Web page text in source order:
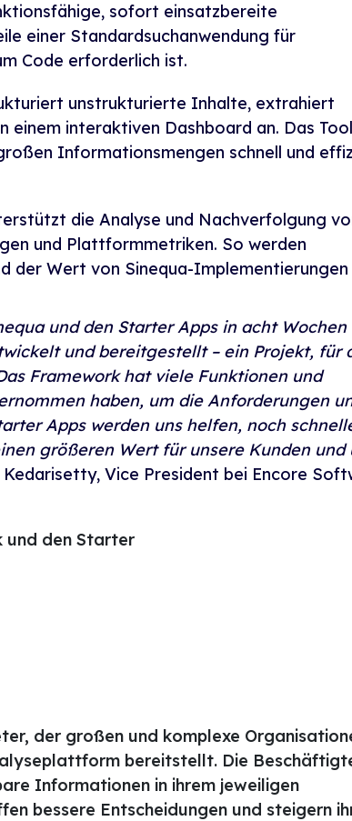
sofort einsatzbereite
einer Standardsuchanwendung für
Code erforderlich ist.
unstrukturierte Inhalte, extrahiert
interaktiven Dashboard an. Das
Informationsmengen schnell und
die Analyse und Nachverfolgung
und Plattformmetriken. So werden
der Wert von Sinequa-Implementierungen
und den Starter Apps in acht Wochen
und bereitgestellt – ein Projekt, für
Framework hat viele Funktionen und
haben, um die Anforderungen
Apps werden uns helfen, noch
größeren Wert für unsere Kunden und
Vice President bei Encore
und den Starter
der großen und komplexe
bereitstellt. Die
Informationen in ihrem jeweiligen
bessere Entscheidungen und steigern